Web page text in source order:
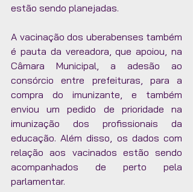
estão sendo planejadas.
A vacinação dos uberabenses também
é pauta da vereadora, que apoiou, na
Câmara Municipal, a adesão ao
consórcio entre prefeituras, para a
compra do imunizante, e também
enviou um pedido de prioridade na
imunização dos profissionais da
educação. Além disso, os dados com
relação aos vacinados estão sendo
acompanhados de perto pela
parlamentar.